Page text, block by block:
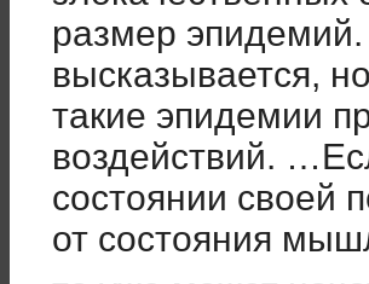
размер
высказывается,
такие эпидемии
воздействий.
состоянии своей
от состояния